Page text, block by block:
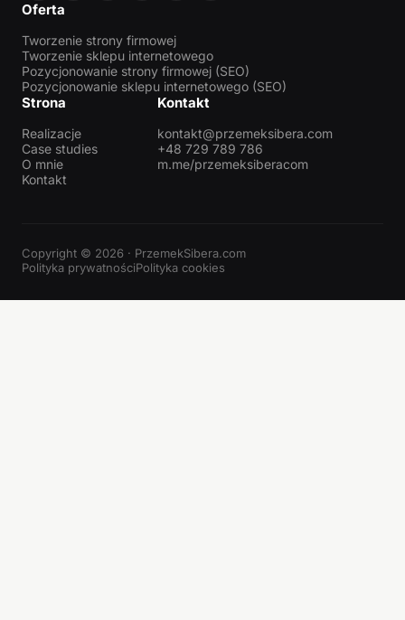
Oferta
Tworzenie strony firmowej
Tworzenie sklepu internetowego
Pozycjonowanie strony firmowej (SEO)
Pozycjonowanie sklepu internetowego (SEO)
Strona
Realizacje
Case studies
O mnie
Kontakt
Kontakt
kontakt@przemeksibera.com
+48 729 789 786
m.me/przemeksiberacom
Copyright © 2026 · PrzemekSibera.com
Polityka prywatnościPolityka cookies